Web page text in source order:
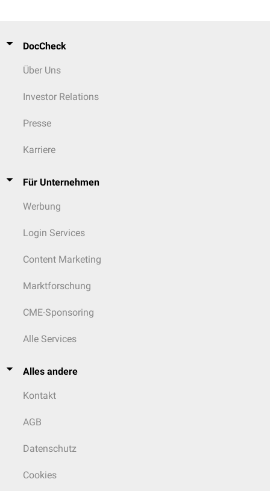
DocCheck
Über Uns
Investor Relations
Presse
Karriere
Für Unternehmen
Werbung
Login Services
Content Marketing
Marktforschung
CME-Sponsoring
Alle Services
Alles andere
Kontakt
AGB
Datenschutz
Cookies